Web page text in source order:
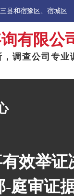
县和宿豫区、宿城区
有限公
调查公司专
效举
庭审证